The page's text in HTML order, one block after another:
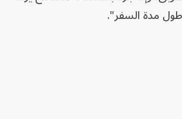
طول مدة السفر".